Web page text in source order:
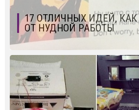
17 ОТЛИЧНЫХ ИДЕЙ, КАК
ОТ НУДНОЙ РАБОТЫ